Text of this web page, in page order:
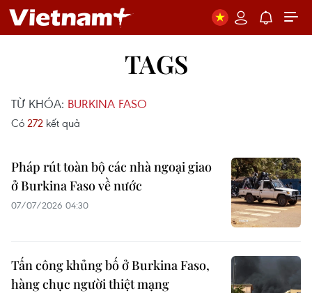
TAGS
TỪ KHÓA: BURKINA FASO
Có 272 kết quả
Pháp rút toàn bộ các nhà ngoại giao
ở Burkina Faso về nước
07/07/2026 04:30
Tấn công khủng bố ở Burkina Faso,
hàng chục người thiệt mạng